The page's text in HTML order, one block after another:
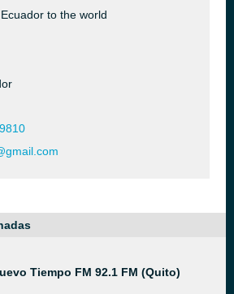
to the world
Tiempo FM 92.1 FM (Quito)